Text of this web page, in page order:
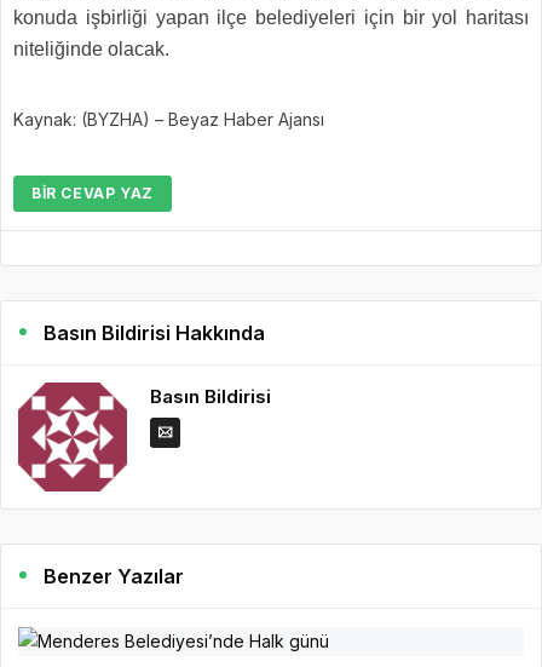
konuda işbirliği yapan ilçe belediyeleri için bir yol haritası
niteliğinde olacak.
Kaynak: (BYZHA) – Beyaz Haber Ajansı
BIR CEVAP YAZ
Basın Bildirisi Hakkında
Basın Bildirisi
Benzer Yazılar